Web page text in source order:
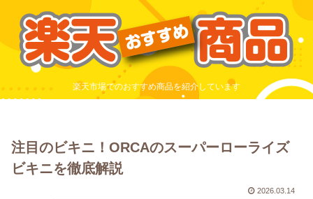
楽天市場でのおすすめ商品を紹介しています
注目のビキニ！ORCAのスーパーローライズ
ビキニを徹底解説
2026.03.14